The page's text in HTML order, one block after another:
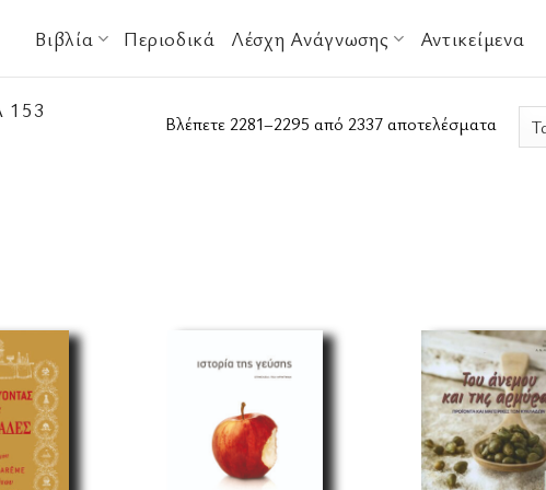
Βιβλία Περιοδικά Λέσχη Ανάγνωσης Αντικείμενα
153
Βλέπετε 2281–2295 από 2337 αποτελέσματα Sorted